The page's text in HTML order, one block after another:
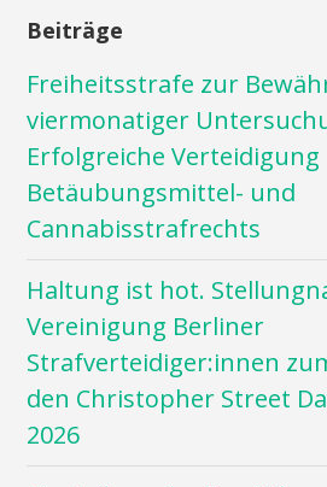
Beiträge
Freiheitsstrafe zur
viermonatiger
Erfolgreiche Verteidigung
Betäubungsmittel- und
Cannabisstrafrechts
Haltung ist hot.
Vereinigung Berliner
Strafverteidiger:innen
den Christopher Street
2026